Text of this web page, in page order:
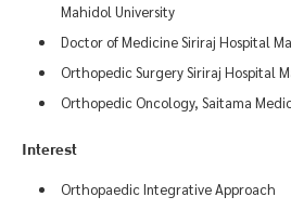
Mahidol University
Doctor of Medicine Siriraj Hospital
Orthopedic Surgery Siriraj Hospital
Orthopedic Oncology, Saitama
Interest
Orthopaedic Integrative Approach